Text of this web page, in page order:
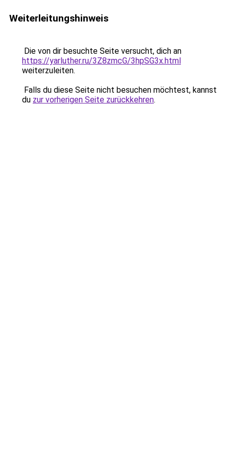
Weiterleitungshinweis
Die von dir besuchte Seite versucht, dich an
https://yarluther.ru/3Z8zmcG/3hpSG3x.html
weiterzuleiten.
Falls du diese Seite nicht besuchen möchtest, kannst
du zur vorherigen Seite zurückkehren.